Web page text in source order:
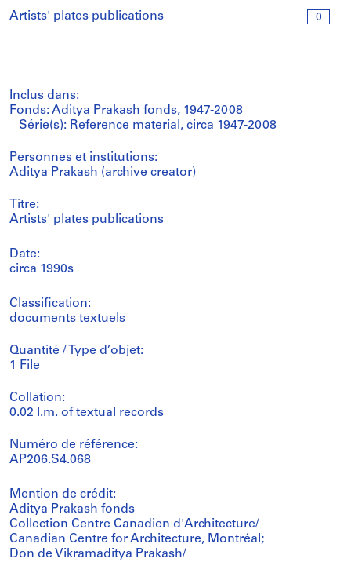
0
Artists' plates publications
Inclus dans:
Fonds: Aditya Prakash fonds, 1947-2008
Série(s): Reference material, circa 1947-2008
Personnes et institutions:
Aditya Prakash (archive creator)
Titre:
Artists' plates publications
Date:
circa 1990s
Classification:
documents textuels
Quantité / Type d’objet:
1 File
Collation:
0.02 l.m. of textual records
Numéro de référence:
AP206.S4.068
Mention de crédit:
Aditya Prakash fonds
Collection Centre Canadien d'Architecture/
Canadian Centre for Architecture, Montréal;
Don de Vikramaditya Prakash/